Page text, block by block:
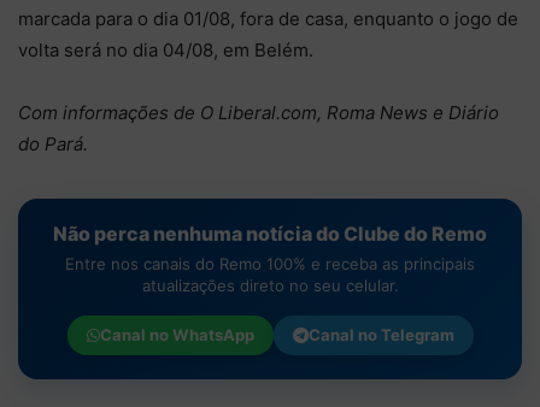
marcada para o dia 01/08, fora de casa, enquanto o jogo de
volta será no dia 04/08, em Belém.
Com informações de O Liberal.com, Roma News e Diário
do Pará.
Não perca nenhuma notícia do Clube do Remo
Entre nos canais do Remo 100% e receba as principais
atualizações direto no seu celular.
Canal noWhatsApp Canal noTelegram